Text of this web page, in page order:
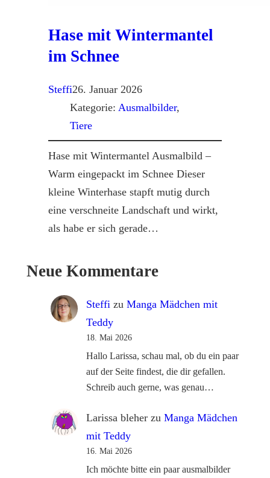
Hase mit Wintermantel
im Schnee
Steffi26. Januar 2026
Kategorie: Ausmalbilder
Tiere
Hase mit Wintermantel Ausmalbild –
Warm eingepackt im Schnee Dieser
kleine Winterhase stapft mutig durch
eine verschneite Landschaft und wirkt,
als habe er sich gerade…
Neue Kommentare
Steffizu Manga Mädchen mit
Teddy
18. Mai 2026
Hallo Larissa, schau mal, ob du ein paar
auf der Seite findest, die dir gefallen.
Schreib auch gerne, was genau…
Larissa bleherzu Manga Mädchen
mit Teddy
16. Mai 2026
Ich möchte bitte ein paar ausmalbilder